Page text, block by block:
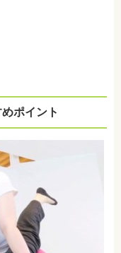
ポイント